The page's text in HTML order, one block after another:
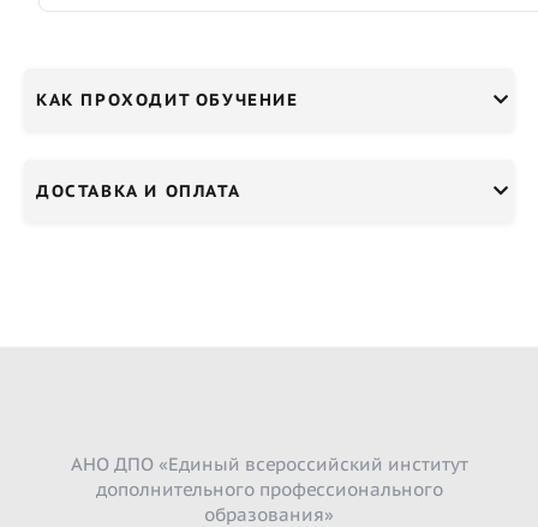
КАК ПРОХОДИТ ОБУЧЕНИЕ
ДОСТАВКА И ОПЛАТА
АНО ДПО «Единый всероссийский институт
дополнительного профессионального
образования»